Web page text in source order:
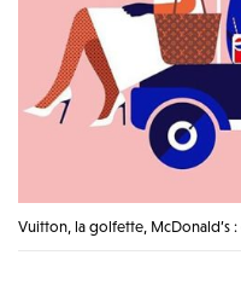
Vuitton, la golfette, McDonald’s